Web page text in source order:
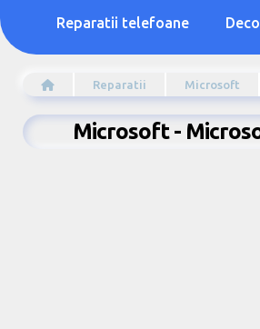
Reparatii telefoane
Reparatii Microsoft
Microsoft -